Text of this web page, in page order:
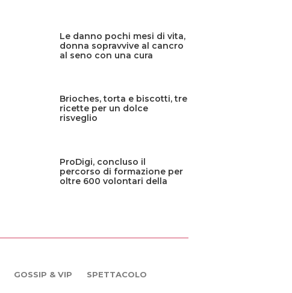
Le danno pochi mesi di vita,
donna sopravvive al cancro
al seno con una cura
Brioches, torta e biscotti, tre
ricette per un dolce
risveglio
ProDigi, concluso il
percorso di formazione per
oltre 600 volontari della
GOSSIP & VIP SPETTACOLO